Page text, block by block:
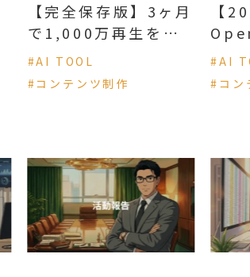
【完全保存版】3ヶ月
で1,000万再生を連
発した「ゼリーベッ
ド動画」の作り方｜
#AI TOOL
#コンテンツ制作
【
Bot
に？
#AI
#コン